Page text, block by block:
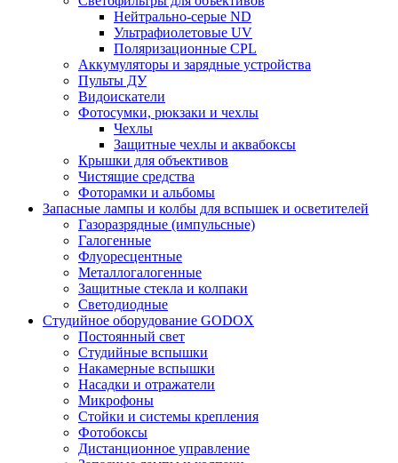
Нейтрально-серые ND
Ультрафиолетовые UV
Поляризационные CPL
Аккумуляторы и зарядные устройства
Пульты ДУ
Видоискатели
Фотосумки, рюкзаки и чехлы
Чехлы
Защитные чехлы и аквабоксы
Крышки для объективов
Чистящие средства
Фоторамки и альбомы
Запасные лампы и колбы для вспышек и осветителей
Газоразрядные (импульсные)
Галогенные
Флуоресцентные
Металлогалогенные
Защитные стекла и колпаки
Светодиодные
Студийное оборудование GODOX
Постоянный свет
Студийные вспышки
Накамерные вспышки
Насадки и отражатели
Микрофоны
Стойки и системы крепления
Фотобоксы
Дистанционное управление